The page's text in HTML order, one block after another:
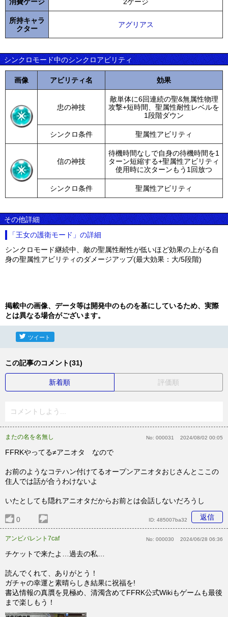
所持キャラ
クター
アグリアス
シンクロモード中のシンクロアビリティ
画像 アビリティ名 効果
忠の神技
敵単体に6回連続の聖&無属性物理
攻撃+短時間、聖属性耐性レベルを
1段階ダウン
シンクロ条件 聖属性アビリティ
信の神技
待機時間なしで自身の待機時間を1
ターン短縮する+聖属性アビリティ
使用時に次ターンもう1回放つ
シンクロ条件 聖属性アビリティ
その他詳細
「王女の護衛モード」の詳細
シンクロモード継続中、敵の聖属性耐性が低いほど効果の上がる自
身の聖属性アビリティのダメージアップ(最大効果：大/5段階)
掲載中の画像、データ等は開発中のものを基にしているため、実際
とは異なる場合がございます。
ツイート
この記事のコメント(31)
新着順 評価順
コメントしよう...
またの名を名無し No: 000031 2024/08/02 00:05
FFRKやってる≠アニオタ なので
お前のようなコテハン付けてるオープンアニオタおじさんとここの
住人では話が合うわけないよ
いたとしても隠れアニオタだからお前とは会話しないだろうし
0 返信
ID: 485007ba32
アンビバレント7caf No: 000030 2024/06/28 06:36
チケットで来たよ…過去の私…
読んでくれて、ありがとう！
ガチャの幸運と素晴らしき結果に祝福を!
書込情報の真贋を見極め、清濁含めてFFRK公式Wikiもゲームも最後
まで楽しもう！